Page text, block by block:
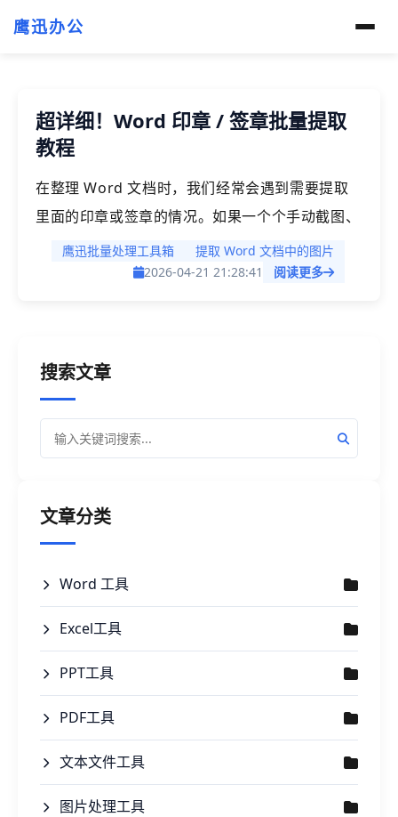
鹰迅办公
超详细！Word 印章 / 签章批量提取
教程
在整理 Word 文档时，我们经常会遇到需要提取
里面的印章或签章的情况。如果一个个手动截图、
裁剪，不仅麻烦还很糊，文件多了那更是要花费大
量的时间。但如果你用批量提取的方法，就能快速
的提升处理文档的速度。
鹰迅批量处理工具箱
提取 Word 文档中的图片
2026-04-21 21:28:41
阅读更多
搜索文章
文章分类
Word 工具
Excel工具
PPT工具
PDF工具
文本文件工具
图片处理工具